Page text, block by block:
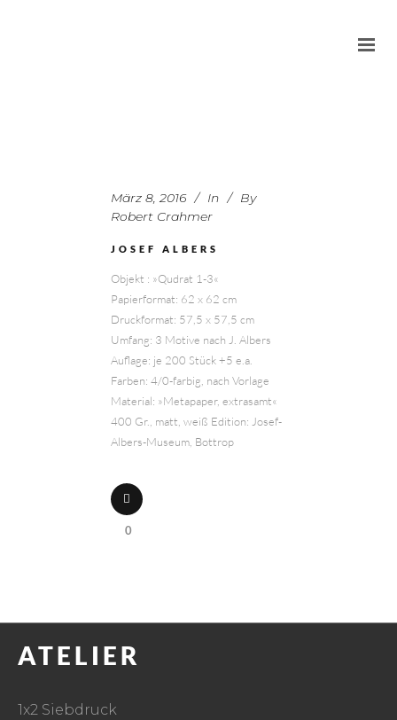
März 8, 2016 In
By
Robert Crahmer
JOSEF ALBERS
Objekt : »Qudrat 1-3«
Papierformat: 62 x 62 cm
Druckformat: 57,5 x 57,5 cm
Umfang: 3 Motive nach J. Albers
Auflage: je 200 Stück +5 e.a.
Farben: 4/0-farbig, nach Vorlage
Material: »Metapaper, extrasamt«
400 Gr., matt, weiß Edition: Josef-
Albers-Museum, Bottrop
0
ATELIER
1x2 Siebdruck